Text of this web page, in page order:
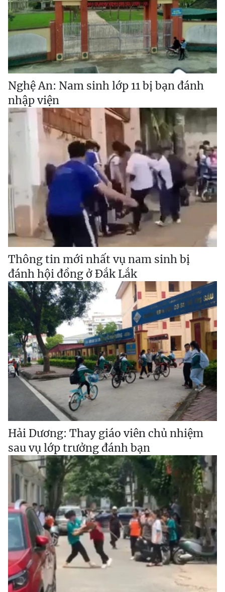
Nghệ An: Nam sinh lớp 11 bị bạn đánh
nhập viện
Thông tin mới nhất vụ nam sinh bị
đánh hội đồng ở Đắk Lắk
Hải Dương: Thay giáo viên chủ nhiệm
sau vụ lớp trưởng đánh bạn